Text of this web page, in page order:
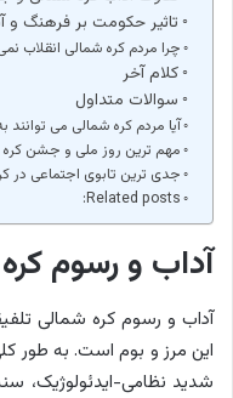
تاثیر حکومت بر فرهنگ و
چرا مردم کره شمالی انقلاب
کلام آخر
سوالات متداول
آیا مردم کره شمالی می توانند
مهم ترین روز ملی و جشن
جدی ترین تابوی اجتماعی در
Related posts:
آداب و رسوم
آداب و رسوم کره شمالی
این مرز و بوم است. به طور
شدید نظامی-ایدئولوژیک،